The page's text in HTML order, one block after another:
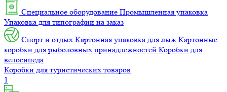
Специальное оборудование Промышленная упаковка
Упаковка для типографии на заказ
Спорт и отдых Картонная упаковка для лыж Картонные
коробки для рыболовных принадлежностей Коробки для
велосипеда
Коробки для туристических товаров
1